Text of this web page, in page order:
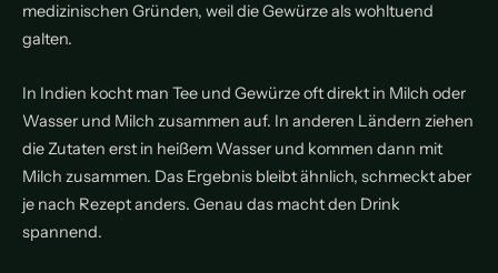
medizinischen Gründen, weil die Gewürze als wohltuend
galten.
In Indien kocht man Tee und Gewürze oft direkt in Milch oder
Wasser und Milch zusammen auf. In anderen Ländern ziehen
die Zutaten erst in heißem Wasser und kommen dann mit
Milch zusammen. Das Ergebnis bleibt ähnlich, schmeckt aber
je nach Rezept anders. Genau das macht den Drink
spannend.